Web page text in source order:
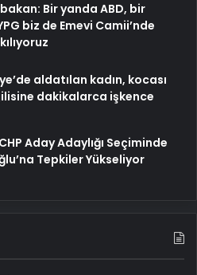
Bir yanda ABD, bir
biz de Emevi Camii’nde
aldatılan kadın, kocası
dakikalarca işkence
Aday Adaylığı Seçiminde
Tepkiler Yükseliyor